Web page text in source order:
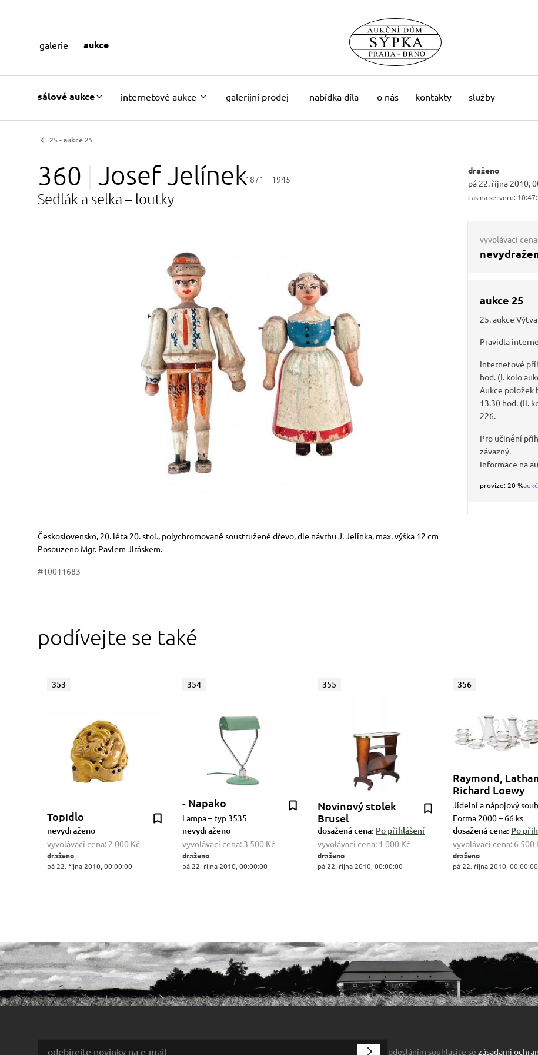
sálové aukce internetové aukce galerijní prodej nabídka díla o nás kontakty služby
galerie aukce
25 - aukce 25
360 JosefJelínek1871 – 1945
Sedlák a selka – loutky
draženo
pá 22. října 2010,
čas na serveru:
Rozměry
Stručný popis předmětu
Československo, 20. léta 20. stol., polychromované soustružené dřevo, dle návrhu J. Jelínka, max. výška 12 cm
Posouzeno Mgr. Pavlem Jiráskem.
#10011683
vyvolávací
aukce 25
25. aukce
Pravidla
Internetové
hod. (I. kolo
Aukce položek
13.30 hod. (II.
226.
Pro učinění
závazný.
Informace na
provize: 20 %
podívejte se také
353
Topidlo
nevydraženo
vyvolávací cena: 2 000 Kč
draženo
pá 22. října 2010, 00:00:00
354
- Napako
Lampa – typ 3535
nevydraženo
vyvolávací cena: 3 500 Kč
draženo
pá 22. října 2010, 00:00:00
355
Novinový stolek
Brusel
dosažená cena: Po přihlášení
vyvolávací cena: 1 000 Kč
draženo
pá 22. října 2010, 00:00:00
356
Raymond,
Richard Loewy
Jídelní a nápojový
Forma 2000 – 66 ks
dosažená cena: Po
vyvolávací cena: 6 500
draženo
pá 22. října 2010, 00:00:00
odesláním souhlasíte se zásadami